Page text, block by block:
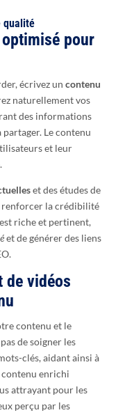
qualité
pour
écrivez un contenu
naturellement vos
des informations
Le contenu
et leur
et des études de
renforcer la crédibilité
riche et pertinent,
et de générer des liens
de vidéos
contenu et le
de soigner les
clés, aidant ainsi à
contenu enrichi
attrayant pour les
perçu par les